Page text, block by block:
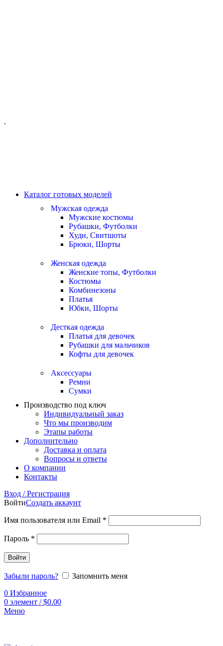
.
Каталог готовых моделей
Мужская одежда
Мужские костюмы
Рубашки, Футболки
Худи, Свитшоты
Брюки, Шорты
Женская одежда
Женские топы, Футболки
Костюмы
Комбинезоны
Платья
Юбки, Шорты
Десткая одежда
Платья для девочек
Рубашки для мальчиков
Кофты для девочек
Аксессуары
Ремни
Сумки
Производство под ключ
Индивидуальный заказ
Что мы производим
Этапы работы
Дополнительно
Доставка и оплата
Вопросы и ответы
О компании
Контакты
Вход / Регистрация
ВойтиСоздать аккаунт
Имя пользователя или Email *
Пароль *
Войти
Забыли пароль?
Запомнить меня
0 Избранное
0 элемент / $0.00
Меню